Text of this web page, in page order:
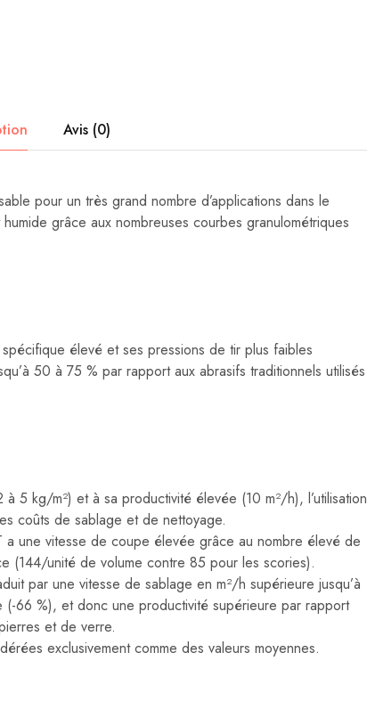
Avis (0)
pour un très grand nombre d’applications dans le
grâce aux nombreuses courbes granulométriques
élevé et ses pressions de tir plus faibles
50 à 75 % par rapport aux abrasifs traditionnels utilisés
5 kg/m²) et à sa productivité élevée (10 m²/h), l’utilisation
coûts de sablage et de nettoyage.
une vitesse de coupe élevée grâce au nombre élevé de
(144/unité de volume contre 85 pour les scories).
par une vitesse de sablage en m²/h supérieure jusqu’à
(-66 %), et donc une productivité supérieure par rapport
et de verre.
exclusivement comme des valeurs moyennes.